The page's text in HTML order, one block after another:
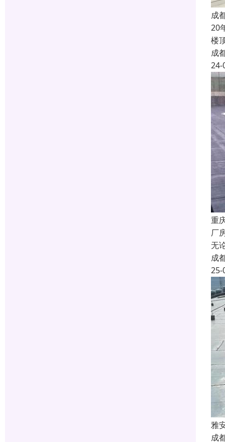
成
20
楼
成
24-
重
厂
无
成
25-
雅
成